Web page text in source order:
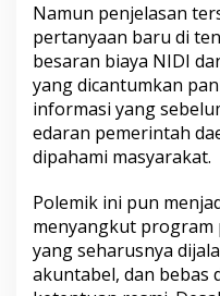
Namun penjelasan
pertanyaan baru di
besaran biaya NIDI
yang dicantumkan
informasi yang
edaran pemerintah
dipahami masyarakat.
Polemik ini pun
menyangkut program
yang seharusnya
akuntabel, dan